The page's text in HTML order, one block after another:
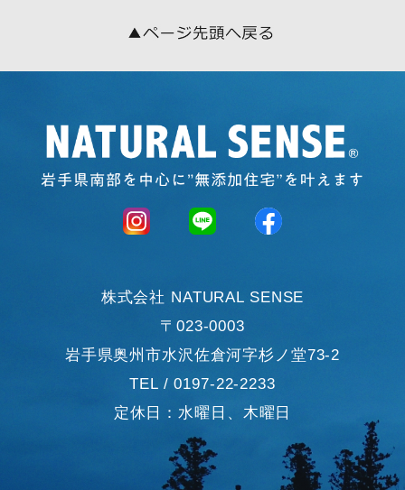
株式会社 NATURAL SENSE
〒023-0003
岩手県奥州市水沢佐倉河字杉ノ堂73-2
TEL / 0197-22-2233
定休日：水曜日、木曜日